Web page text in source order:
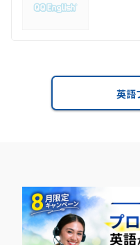
英語